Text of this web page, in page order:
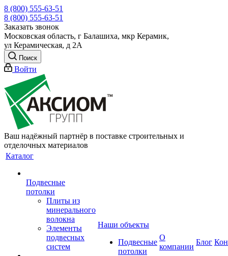
8 (800) 555-63-51
8 (800) 555-63-51
Заказать звонок
Московская область, г Балашиха, мкр Керамик,
ул Керамическая, д 2А
Поиск
Войти
Ваш надёжный партнёр в поставке строительных и
отделочных материалов
Каталог
Подвесные
потолки
Плиты из
минерального
волокна
Элементы
подвесных
систем
Наши объекты
Подвесные
потолки
О
компании
Блог